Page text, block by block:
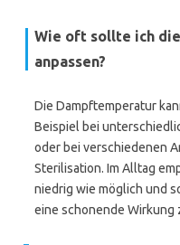
Wie oft sollte ich
anpassen?
Die Dampftemperatur
Beispiel bei
oder bei verschiedenen
Sterilisation. Im Alltag
niedrig wie möglich und
eine schonende Wirkung